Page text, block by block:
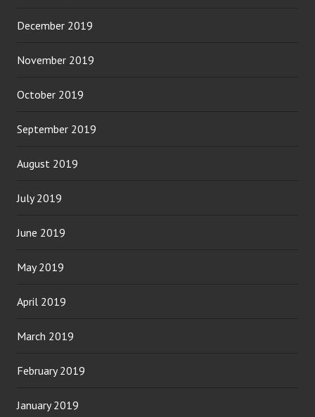
December 2019
November 2019
October 2019
September 2019
August 2019
July 2019
June 2019
May 2019
April 2019
March 2019
February 2019
January 2019